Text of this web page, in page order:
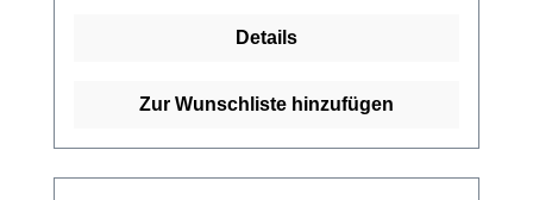
sowohl zur prä-, intra- und postoperativen
und Entlasten bei Distorsionen, Kontusionen
Details
Zur Wunschliste hinzufügen